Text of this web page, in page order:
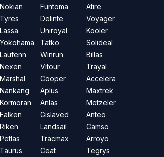
Nokian
Tyres
Lassa
Yokohama
Laufenn
Nexen
Marshal
Nankang
Kormoran
Falken
Riken
Petlas
Taurus
Funtoma
Delinte
Uniroyal
Tatko
Winrun
Vitour
Cooper
Aplus
Anlas
Gislaved
Landsail
Tracmax
Ceat
Atire
Voyager
Kooler
Solideal
Billas
Trayal
Accelera
Maxtrek
Metzeler
Anteo
Camso
Arroyo
Tegrys